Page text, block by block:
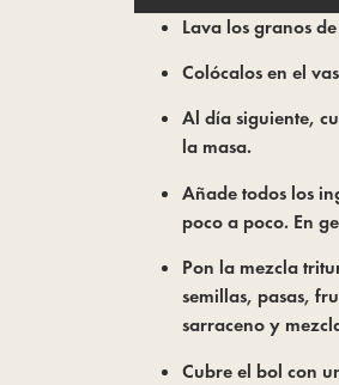
Lava los granos
Colócalos en el
Al día siguiente,
la masa.
Añade todos los
poco a poco. En
Pon la mezcla
semillas, pasas,
sarraceno y
Cubre el bol con